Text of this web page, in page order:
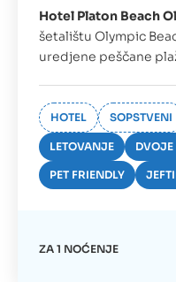
Hotel Platon Beach
šetalištu Olympic
uredjene peščane
HOTEL SOPSTVENI
LETOVANJE DVOJE
PET FRIENDLY
ZA 1 NOĆENJE